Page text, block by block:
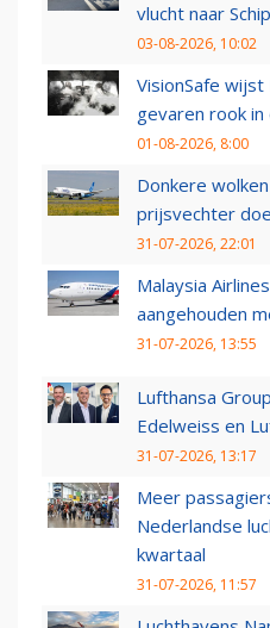
vlucht naar
03-08-2026, 10:02
VisionSafe
gevaren rook
01-08-2026, 8:00
Donkere
prijsvechter
31-07-2026, 22:01
Malaysia
aangehouden
31-07-2026, 13:55
Lufthansa
Edelweiss en
31-07-2026, 13:17
Meer
Nederlandse
kwartaal
31-07-2026, 11:57